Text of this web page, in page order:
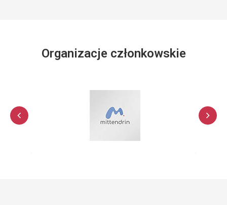
Organizacje członkowskie